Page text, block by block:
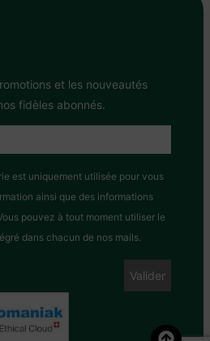
et les nouveautés
fidèles abonnés.
est uniquement utilisée pour vous
ainsi que des informations
pouvez à tout moment utiliser le
dans chacun de nos mails.